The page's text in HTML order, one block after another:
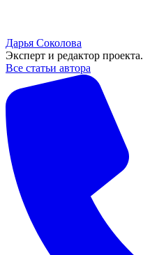
Дарья Соколова
Эксперт и редактор проекта.
Все статьи автора